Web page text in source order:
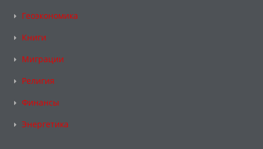
Геоэкономика
Книги
Миграции
Религия
Финансы
Энергетика